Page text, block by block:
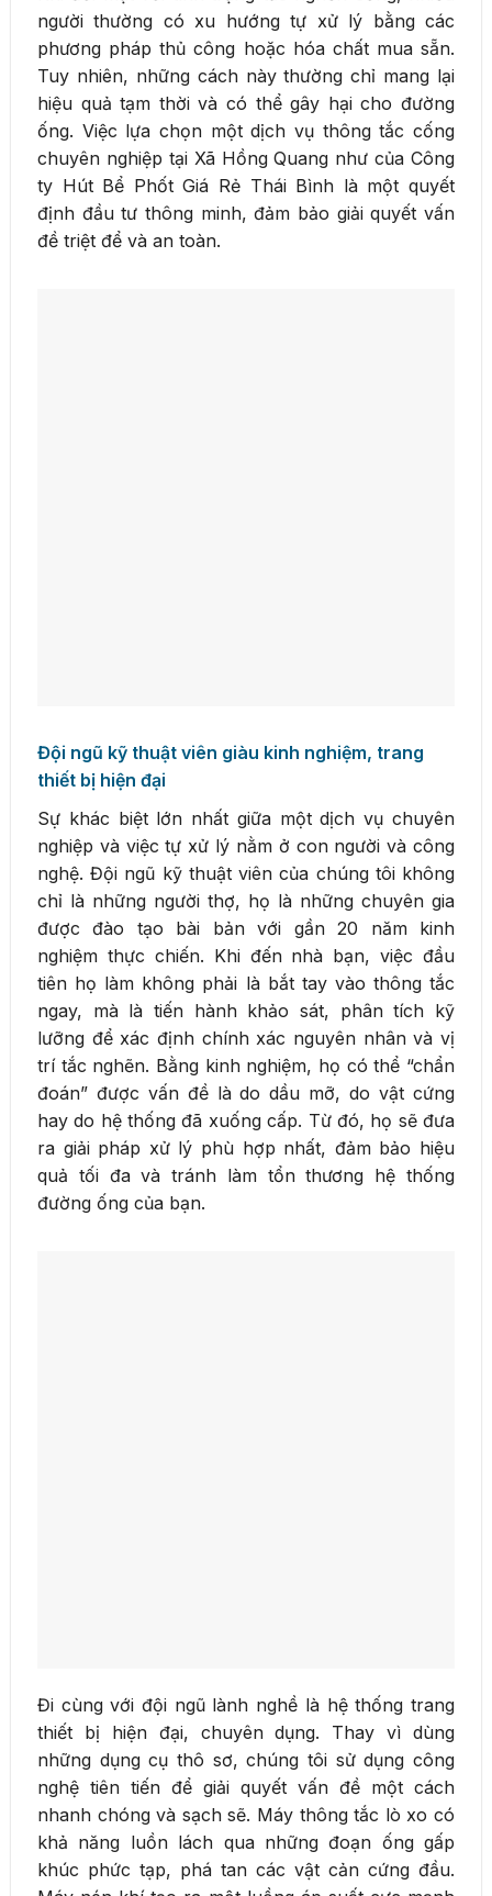
người thường có xu hướng tự xử lý bằng các
phương pháp thủ công hoặc hóa chất mua sẵn.
Tuy nhiên, những cách này thường chỉ mang lại
hiệu quả tạm thời và có thể gây hại cho đường
ống. Việc lựa chọn một dịch vụ thông tắc cống
chuyên nghiệp tại Xã Hồng Quang như của Công
ty Hút Bể Phốt Giá Rẻ Thái Bình là một quyết
định đầu tư thông minh, đảm bảo giải quyết vấn
đề triệt để và an toàn.
Đội ngũ kỹ thuật viên giàu kinh nghiệm, trang
thiết bị hiện đại
Sự khác biệt lớn nhất giữa một dịch vụ chuyên
nghiệp và việc tự xử lý nằm ở con người và công
nghệ. Đội ngũ kỹ thuật viên của chúng tôi không
chỉ là những người thợ, họ là những chuyên gia
được đào tạo bài bản với gần 20 năm kinh
nghiệm thực chiến. Khi đến nhà bạn, việc đầu
tiên họ làm không phải là bắt tay vào thông tắc
ngay, mà là tiến hành khảo sát, phân tích kỹ
lưỡng để xác định chính xác nguyên nhân và vị
trí tắc nghẽn. Bằng kinh nghiệm, họ có thể “chẩn
đoán” được vấn đề là do dầu mỡ, do vật cứng
hay do hệ thống đã xuống cấp. Từ đó, họ sẽ đưa
ra giải pháp xử lý phù hợp nhất, đảm bảo hiệu
quả tối đa và tránh làm tổn thương hệ thống
đường ống của bạn.
Đi cùng với đội ngũ lành nghề là hệ thống trang
thiết bị hiện đại, chuyên dụng. Thay vì dùng
những dụng cụ thô sơ, chúng tôi sử dụng công
nghệ tiên tiến để giải quyết vấn đề một cách
nhanh chóng và sạch sẽ. Máy thông tắc lò xo có
khả năng luồn lách qua những đoạn ống gấp
khúc phức tạp, phá tan các vật cản cứng đầu.